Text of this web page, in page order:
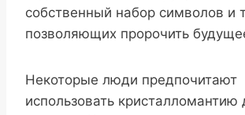
собственный набор символов и
позволяющих пророчить
Некоторые люди предпочитают
использовать кристалломантию